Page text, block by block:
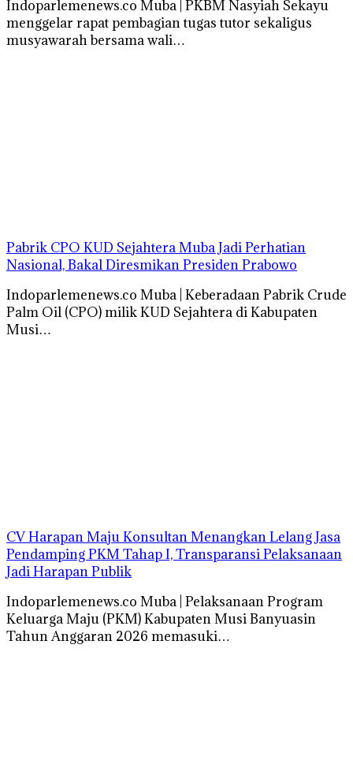
Indoparlemenews.co Muba | PKBM Nasyiah Sekayu
menggelar rapat pembagian tugas tutor sekaligus
musyawarah bersama wali…
Pabrik CPO KUD Sejahtera Muba Jadi Perhatian
Nasional, Bakal Diresmikan Presiden Prabowo
Indoparlemenews.co Muba | Keberadaan Pabrik Crude
Palm Oil (CPO) milik KUD Sejahtera di Kabupaten
Musi…
CV Harapan Maju Konsultan Menangkan Lelang Jasa
Pendamping PKM Tahap I, Transparansi Pelaksanaan
Jadi Harapan Publik
Indoparlemenews.co Muba | Pelaksanaan Program
Keluarga Maju (PKM) Kabupaten Musi Banyuasin
Tahun Anggaran 2026 memasuki…